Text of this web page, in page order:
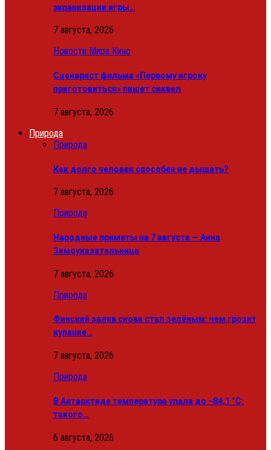
экранизации игры…
7 августа, 2026
Новости Мира Кино
Сценарист фильма «Первому игроку
приготовиться» пишет сиквел
7 августа, 2026
Природа
Природа
Как долго человек способен не дышать?
7 августа, 2026
Природа
Народные приметы на 7 августа — Анна
Зимоуказательница
7 августа, 2026
Природа
Финский залив снова стал зелёным: чем грозит
купание…
7 августа, 2026
Природа
В Антарктиде температура упала до −84,1 °C:
такого…
6 августа, 2026